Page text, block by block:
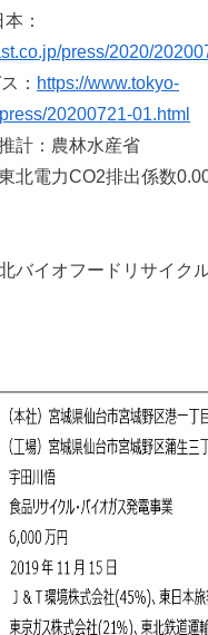
：
press/2020/
https://www.tokyo-
20200721-01.html
計：農林水産省
北電力CO2排出係数
バイオフードリサイク